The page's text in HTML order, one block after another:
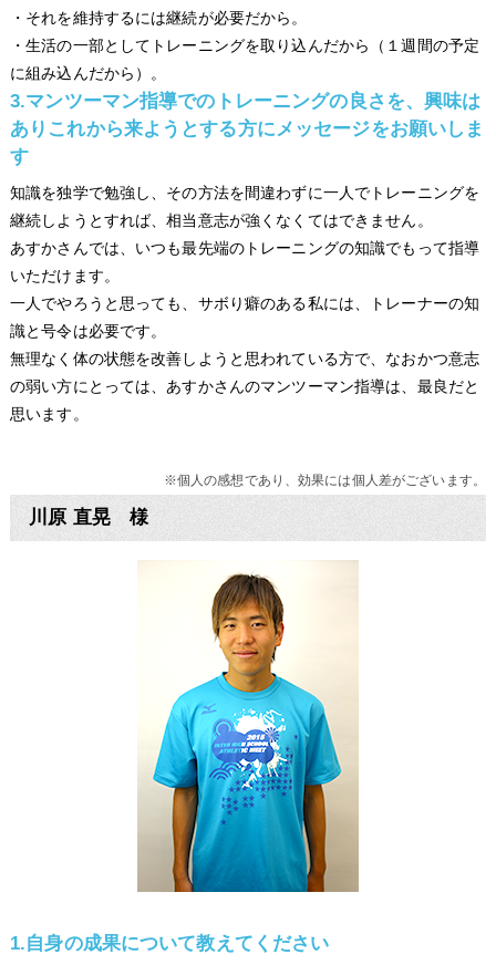
・それを維持するには継続が必要だから。
・生活の一部としてトレーニングを取り込んだから（１週間の予定
に組み込んだから）。
3.マンツーマン指導でのトレーニングの良さを、興味は
ありこれから来ようとする方にメッセージをお願いしま
す
知識を独学で勉強し、その方法を間違わずに一人でトレーニングを
継続しようとすれば、相当意志が強くなくてはできません。
あすかさんでは、いつも最先端のトレーニングの知識でもって指導
いただけます。
一人でやろうと思っても、サボり癖のある私には、トレーナーの知
識と号令は必要です。
無理なく体の状態を改善しようと思われている方で、なおかつ意志
の弱い方にとっては、あすかさんのマンツーマン指導は、最良だと
思います。
※個人の感想であり、効果には個人差がございます。
川原 直晃 様
1.自身の成果について教えてください